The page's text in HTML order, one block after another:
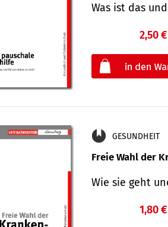
Was ist das
2,50 €
GESUNDHEIT
Freie Wahl der
Wie sie geht
1,80 €